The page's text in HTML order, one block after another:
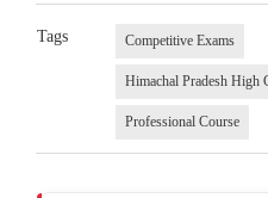
Tags Competitive Exams
Himachal Pradesh High
Professional Course